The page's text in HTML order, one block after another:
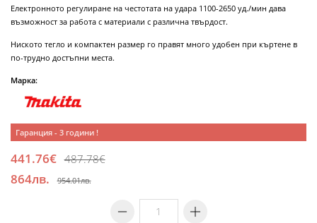
Електронното регулиране на честотата на удара 1100-2650 уд./мин дава
възможност за работа с материали с различна твърдост.
Ниското тегло и компактен размер го правят много удобен при къртене в
по-трудно достъпни места.
Марка:
Гаранция - 3 години !
441.76€ 487.78€
864лв. 954.01лв.